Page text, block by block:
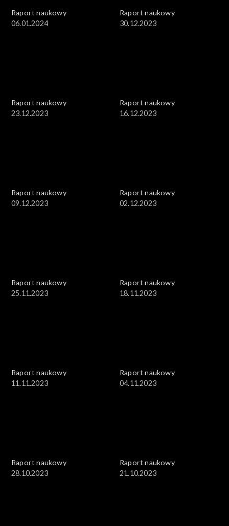
Raport naukowy
06.01.2024
Raport naukowy
30.12.2023
Raport naukowy
23.12.2023
Raport naukowy
16.12.2023
Raport naukowy
09.12.2023
Raport naukowy
02.12.2023
Raport naukowy
25.11.2023
Raport naukowy
18.11.2023
Raport naukowy
11.11.2023
Raport naukowy
04.11.2023
Raport naukowy
28.10.2023
Raport naukowy
21.10.2023